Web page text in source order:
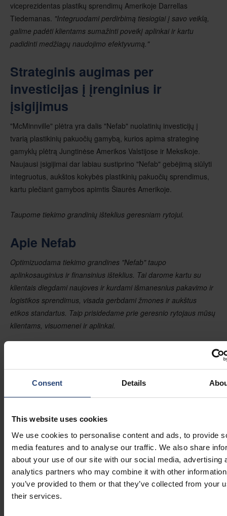
Consent Details
This website uses cookies
We use cookies to personalise content and ads, to provide
media features and to analyse our traffic. We also share
about your use of our site with our social media, advertising
analytics partners who may combine it with other
you’ve provided to them or that they’ve collected from your
their services.
viceprezidentas plastikų sprendimų Amerikoje Darrellas
Tiedemanas. "Integruodami perdirbimą tiesiogiai į savo veiklą,
galime padėti klientams sumažinti poveikį aplinkai ir kartu
padidinti medžiagų naudojimo efektyvumą."
Strateginis augimas per
investicijas į įrenginius ir
įsigijimus
"McMinnville" plėtra yra dalis "Nefab" nuolatinių investicijų į
tvarią plastikinių pakuočių gamybą, kurios apima strateginę
gamyklų plėtrą Jungtinėse Amerikos Valstijose ir Meksikoje.
Naujausi įsigijimai dar labiau sustiprino "Nefab" gebėjimą siūlyti
integruotus, aukštos kokybės plastikinių pakuočių sprendimus,
kartu plečiant gamybos apimtis Šiaurės Amerikoje.
Taupome tiekimo grandinių išteklius geresniam rytojui.
Apie Nefab
Optimizuodama tiekimo grandines "Nefab" taupo
aplinkosauginius ir finansinius išteklius. Tai darome kartu su
klientais diegdami naujoves ir kurdami išmanesnius pakavimo ir
logistikos sprendimus, visada gerbdami žmones ir aukštus
etikos standartus. Taip prisidedame prie geresnio rytojaus mūsų
klientams, visuomenei ir aplinkai.
pramonės šakų įmonėms, kaip telekomunikacijų, duomenų
kalnakasybos ir statybų, taip pat LiB ir e. mobilumo. "Nefab
metinė apyvarta siekia~1 mlrd.Savininkai yra Nordgrenų ir
Pihlų šeima ir privati holdingo bendrovė FAM AB, priklausanti
Wallenbergo ekosistemai.
www.nefab.com